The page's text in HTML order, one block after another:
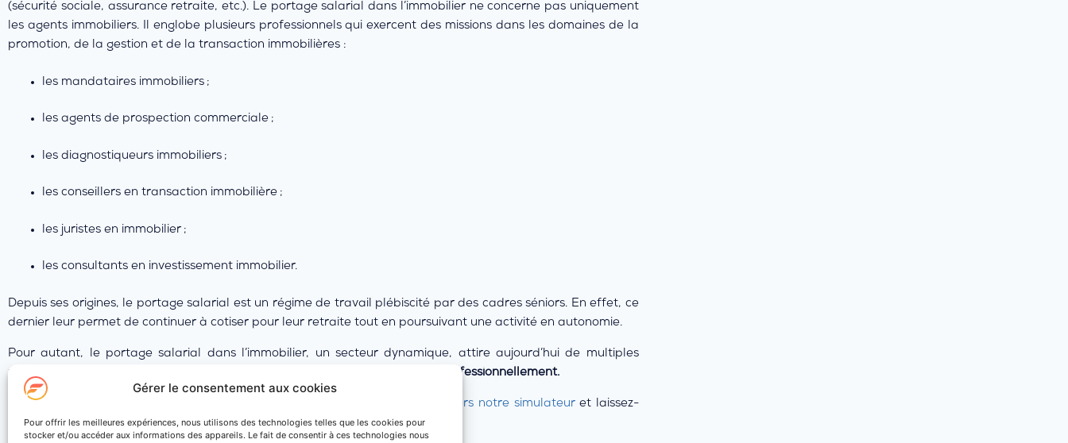
Gérer le consentement aux cookies
Pour offrir les meilleures expériences, nous utilisons des technologies telles que les cookies pour
stocker et/ou accéder aux informations des appareils. Le fait de consentir à ces technologies nous
(sécurité sociale, assurance retraite, etc.). Le portage salarial dans l’immobilier ne concerne pas uniquement
les agents immobiliers. Il englobe plusieurs professionnels qui exercent des missions dans les domaines de la
promotion, de la gestion et de la transaction immobilières :
les mandataires immobiliers ;
les agents de prospection commerciale ;
les diagnostiqueurs immobiliers ;
les conseillers en transaction immobilière ;
les juristes en immobilier ;
les consultants en investissement immobilier.
Depuis ses origines, le portage salarial est un régime de travail plébiscité par des cadres séniors. En effet, ce
dernier leur permet de continuer à cotiser pour leur retraite tout en poursuivant une activité en autonomie.
Pour autant, le portage salarial dans l’immobilier, un secteur dynamique, attire aujourd’hui de multiples
profils. C’est notamment le cas des
personnes désireuses de se reconvertir professionnellement.
Simulez dès à présent vos revenus en portage salarial ! Cliquez sur le lien vers notre simulateuret laissez-
vous guider.